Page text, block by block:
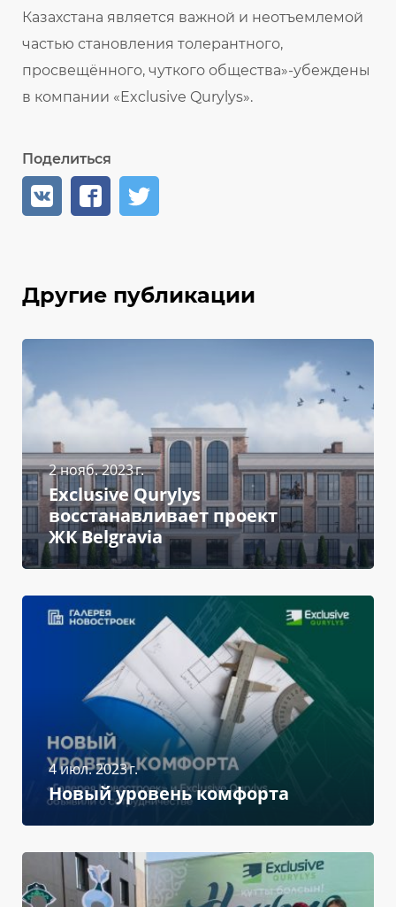
Казахстана является важной и неотъемлемой
частью становления толерантного,
просвещённого, чуткого общества»-убеждены
в компании «Exclusive Qurylys».
Поделиться
Другие публикации
2 нояб. 2023 г.
Exclusive Qurylys
восстанавливает проект
ЖК Belgravia
4 июл. 2023 г.
Новый уровень комфорта